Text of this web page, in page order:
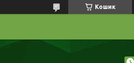
Кошик